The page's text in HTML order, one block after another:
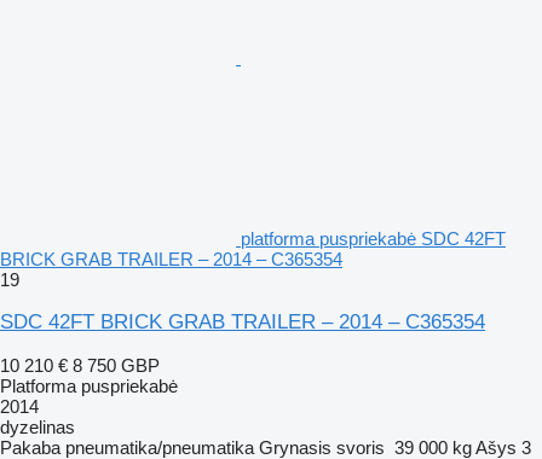
platforma puspriekabė SDC 42FT
BRICK GRAB TRAILER – 2014 – C365354
19
SDC 42FT BRICK GRAB TRAILER – 2014 – C365354
10 210 € 8 750 GBP
Platforma puspriekabė
2014
dyzelinas
Pakaba pneumatika/pneumatika Grynasis svoris 39 000 kgAšys 3